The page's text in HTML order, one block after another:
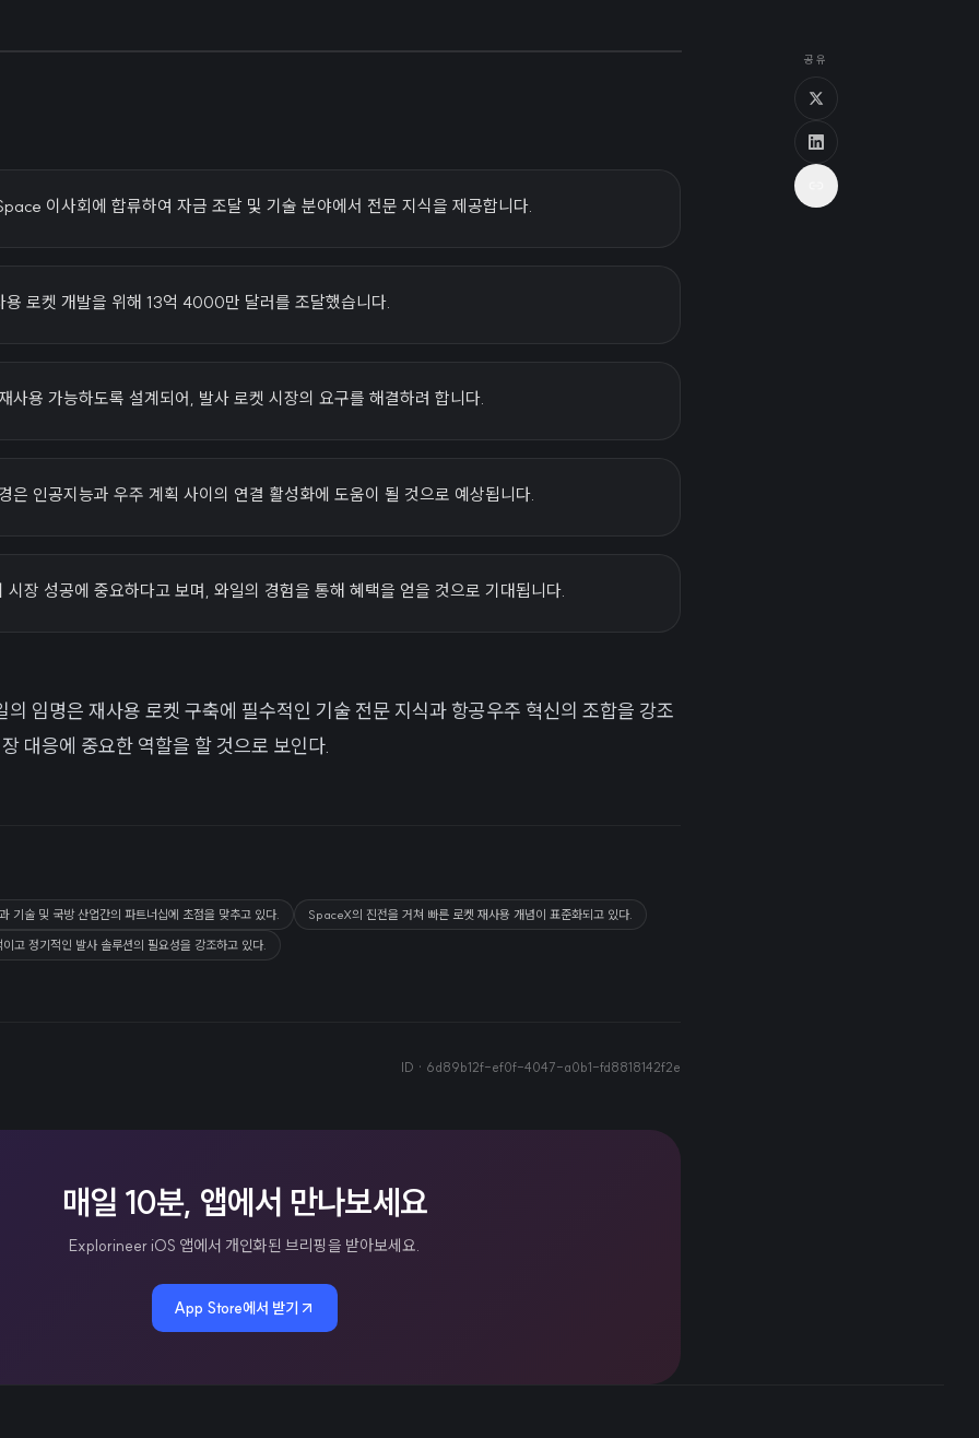
이사회에 합류하여 자금 조달 및 기술 분야에서 전문 지식을 제공합니다.
로켓 개발을 위해 13억 4000만 달러를 조달했습니다.
사용 가능하도록 설계되어, 발사 로켓 시장의 요구를 해결하려 합니다.
은 인공지능과 우주 계획 사이의 연결 활성화에 도움이 될 것으로 예상됩니다.
시장 성공에 중요하다고 보며, 와일의 경험을 통해 혜택을 얻을 것으로 기대됩니다.
의 임명은 재사용 로켓 구축에 필수적인 기술 전문 지식과 항공우주 혁신의 조합을 강조
대응에 중요한 역할을 할 것으로 보인다.
기술 및 국방 산업간의 파트너십에 초점을 맞추고 있다.
SpaceX의 진전을 거쳐 빠른 로켓 재사용 개념이 표준화되고 있다.
고 정기적인 발사 솔루션의 필요성을 강조하고 있다.
ID · 6d89b12f-ef0f-4047-a0b1-fd8818142f2e
매일 10분, 앱에서 만나보세요
Explorineer iOS 앱에서 개인화된 브리핑을 받아보세요.
App Store에서 받기
공유